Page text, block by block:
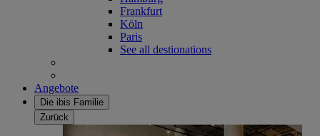
Frankfurt
Köln
Paris
See all destionations
Angebote
Die ibis Familie
Zurück